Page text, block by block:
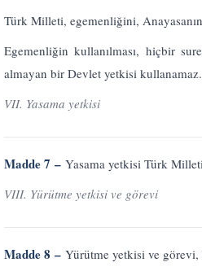
Türk Milleti, egemenliğini,
Egemenliğin kullanılması, hiçbir
almayan bir Devlet yetkisi kullanamaz.
VII. Yasama yetkisi
Madde 7 – Yasama yetkisi Türk
VIII. Yürütme yetkisi ve görevi
Madde 8 – Yürütme yetkisi ve